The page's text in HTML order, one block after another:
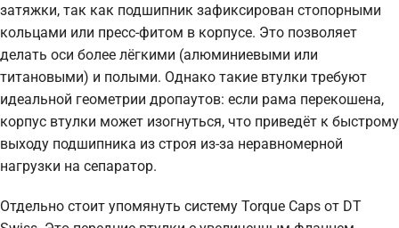
затяжки, так как подшипник зафиксирован стопорными
кольцами или пресс-фитом в корпусе. Это позволяет
делать оси более лёгкими (алюминиевыми или
титановыми) и полыми. Однако такие втулки требуют
идеальной геометрии дропаутов: если рама перекошена,
корпус втулки может изогнуться, что приведёт к быстрому
выходу подшипника из строя из-за неравномерной
нагрузки на сепаратор.
Отдельно стоит упомянуть систему Torque Caps от DT